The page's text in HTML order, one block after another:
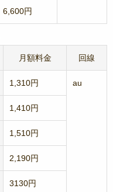
6,600円
月額料金 回線
1,310円 au
1,410円
1,510円
2,190円
3130円